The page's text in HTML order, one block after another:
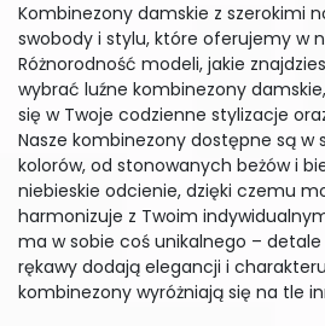
Kombinezony damskie z szerokimi
swobody i stylu, które oferujemy w
Różnorodność modeli, jakie
wybrać luźne kombinezony
się w Twoje codzienne stylizacje
Nasze kombinezony dostępne są w
kolorów, od stonowanych beżów i
niebieskie odcienie, dzięki czemu
harmonizuje z Twoim
ma w sobie coś unikalnego –
rękawy dodają elegancji i
kombinezony wyróżniają się na tle